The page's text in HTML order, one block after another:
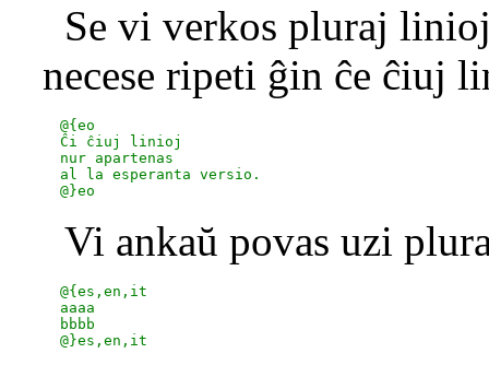
Se vi verkos pluraj
necese ripeti ĝin ĉe ĉiuj
  @{eo
  Ĉi ĉiuj linioj
  nur apartenas
  al la esperanta versio.
Vi ankaŭ povas uzi
  @{es,en,it
  aaaa
  bbbb